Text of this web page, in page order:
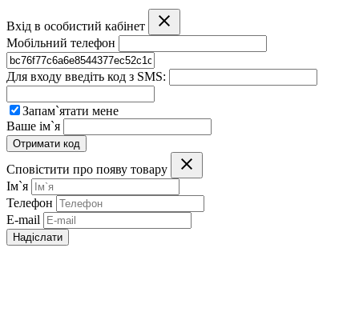
Вхід в особистий кабінет
Мобільний телефон
Для входу введіть код з SMS:
Запам`ятати мене
Ваше ім`я
Отримати код
Сповістити про появу товару
Ім`я
Телефон
E-mail
Надіслати